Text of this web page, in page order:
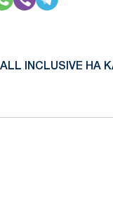
INCLUSIVE НА